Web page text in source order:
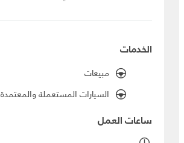
الخدمات
مبيعات
السيارات المستعملة والمعتمدة
ساعات العمل